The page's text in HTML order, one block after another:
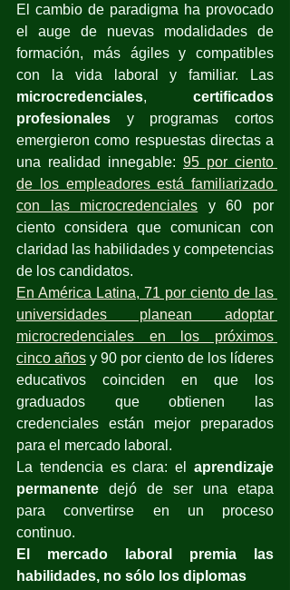
El cambio de paradigma ha provocado
el auge de nuevas modalidades de
formación, más ágiles y compatibles
microcredenciales, certificados
profesionales y programas cortos
emergieron como respuestas directas a
una realidad innegable: 95 por ciento
de los empleadores está familiarizado
con las microcredenciales y 60 por
ciento considera que comunican con
claridad las habilidades y competencias
de los candidatos.
En América Latina, 71 por ciento de las
universidades planean adoptar
microcredenciales en los próximos
cinco años y 90 por ciento de los líderes
educativos coinciden en que los
graduados que obtienen las
credenciales están mejor preparados
para el mercado laboral.
La tendencia es clara: el aprendizaje
permanente dejó de ser una etapa
para convertirse en un proceso
continuo.
El mercado laboral premia las
habilidades, no sólo los diplomas